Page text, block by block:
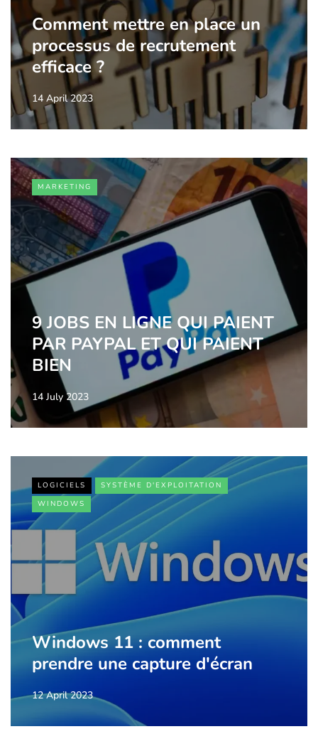
Comment mettre en place un
processus de recrutement
efficace ?
14 April 2023
MARKETING
9 JOBS EN LIGNE QUI PAIENT
PAR PAYPAL ET QUI PAIENT
BIEN
14 July 2023
LOGICIELS
SYSTÈME D'EXPLOITATION
WINDOWS
Windows 11 : comment
prendre une capture d'écran
12 April 2023